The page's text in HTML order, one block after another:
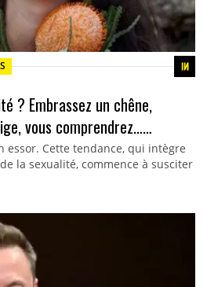
? Embrassez un chêne,
vous comprendrez……
essor. Cette tendance, qui intègre
la sexualité, commence à susciter